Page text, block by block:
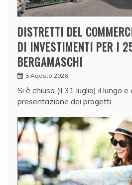
DISTRETTI DEL
DI INVESTIMENTI PER I
BERGAMASCHI
5 Agosto 2026
Si è chiuso (il 31 luglio) il lungo
presentazione dei progetti…